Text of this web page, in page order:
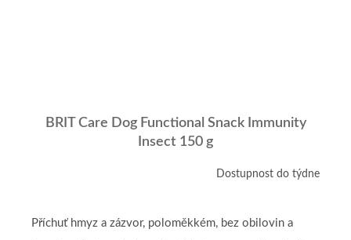
BRIT Care Dog Functional Snack Immunity
Insect 150 g
Dostupnost do týdne
Příchuť hmyz a zázvor, poloměkkém, bez obilovin a